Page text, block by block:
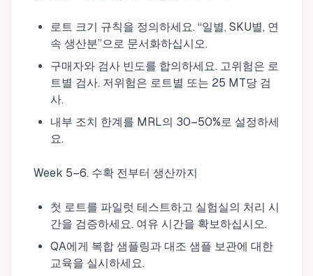
로트 크기 규칙을 정의하세요. “일별, SKU별, 연
속 생산분”으로 문서화하십시오.
구매자와 검사 빈도를 합의하세요. 고위험은 로
트별 검사. 저위험은 로트별 또는 25 MT당 검
사.
내부 조치 한계를 MRL의 30–50%로 설정하세
요.
Week 5–6. 수확 전부터 생산까지
첫 로트를 파일럿 테스트하고 실험실의 처리 시
간을 검증하세요. 여유 시간을 확보하십시오.
QA에게 복합 샘플링과 대조 샘플 보관에 대한
교육을 실시하세요.